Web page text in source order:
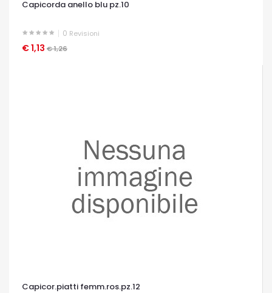
Capicorda anello blu pz.10
0 Revisioni
€ 1,13 € 1,26
OCCHIATA VELOCE
Capicor.piatti femm.ros.pz.12